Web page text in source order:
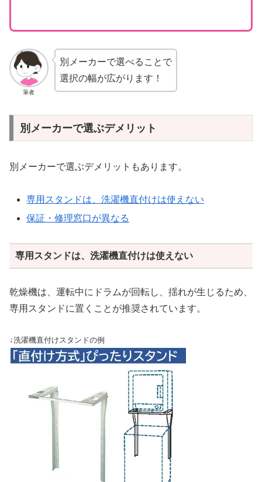
筆者
別メーカーで選べることで
選択の幅が広がります！
別メーカーで選ぶデメリット
別メーカーで選ぶデメリットもあります。
専用スタンドは、洗濯機直付けは使えない
保証・修理窓口が異なる
専用スタンドは、洗濯機直付けは使えない
乾燥機は、運転中にドラムが回転し、揺れが生じるため、
専用スタンドに置くことが推奨されています。
↓洗濯機直付けスタンドの例